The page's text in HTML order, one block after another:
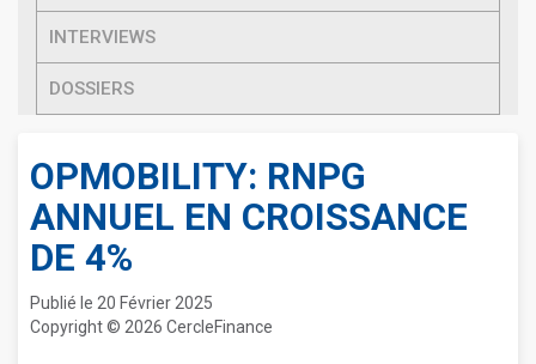
INTERVIEWS
DOSSIERS
OPMOBILITY: RNPG
ANNUEL EN CROISSANCE
DE 4%
Publié le 20 Février 2025
Copyright © 2026 CercleFinance